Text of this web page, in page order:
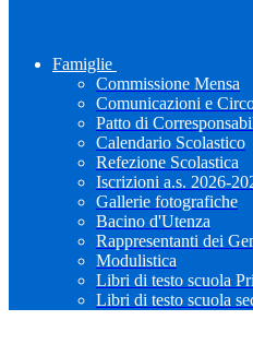
Famiglie
Commissione Mensa
Comunicazioni e
Patto di
Calendario Scolastico
Refezione Scolastica
Iscrizioni a.s. 2026-
Gallerie fotografiche
Bacino d'Utenza
Rappresentanti dei
Modulistica
Libri di testo scuola
Libri di testo scuola